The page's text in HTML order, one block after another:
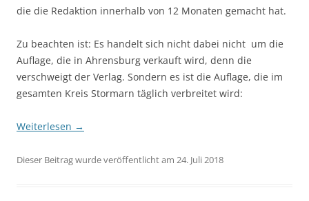
die die Redaktion innerhalb von 12 Monaten gemacht hat.
Zu beachten ist: Es handelt sich nicht dabei nicht um die
Auflage, die in Ahrensburg verkauft wird, denn die
verschweigt der Verlag. Sondern es ist die Auflage, die im
gesamten Kreis Stormarn täglich verbreitet wird:
Weiterlesen →
Dieser Beitrag wurde veröffentlicht am 24. Juli 2018